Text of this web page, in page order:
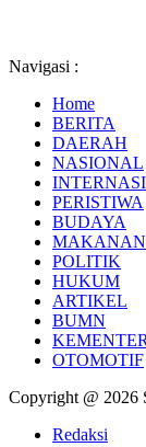
Navigasi :
Home
BERITA
DAERAH
NASIONAL
PERISTIWA
BUDAYA
MAKANAN
POLITIK
HUKUM
ARTIKEL
BUMN
OTOMOTIF
Copyright @ 2026
Redaksi